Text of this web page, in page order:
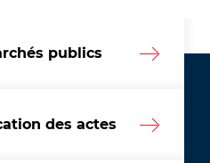
publics
des actes